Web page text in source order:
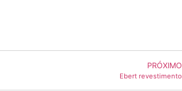
PRÓXIMO
Ebert revestimento